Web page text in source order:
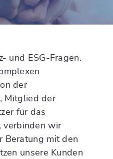
und ESG-Fragen.
der
Mitglied der
für das
verbinden wir
Beratung mit den
unsere Kunden